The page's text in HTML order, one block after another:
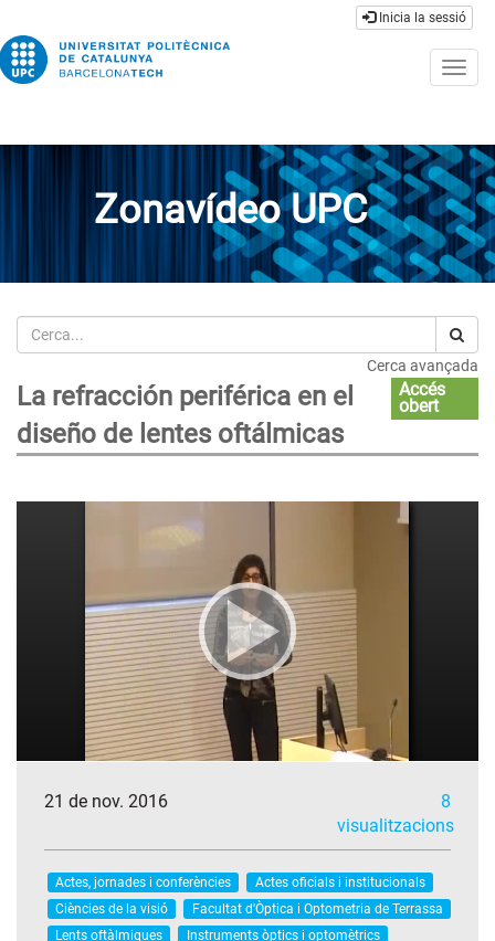
Inicia la sessió
Zonavídeo UPC
Cerca
Cerca avançada
La refracción periférica en el
diseño de lentes oftálmicas
Accés
obert
21 de nov. 2016
8
visualitzacions
Actes, jornades i conferències
Actes oficials i institucionals
Ciències de la visió
Facultat d'Òptica i Optometria de Terrassa
Lents oftàlmiques
Instruments òptics i optomètrics